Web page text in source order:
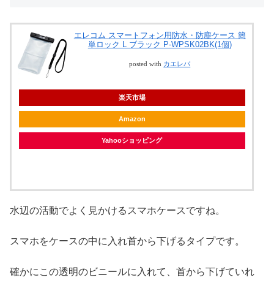
エレコム スマートフォン用防水・防塵ケース 簡
単ロック L ブラック P-WPSK02BK(1個)
posted with カエレバ
楽天市場
Amazon
Yahooショッピング
水辺の活動でよく見かけるスマホケースですね。
スマホをケースの中に入れ首から下げるタイプです。
確かにこの透明のビニールに入れて、首から下げていれ